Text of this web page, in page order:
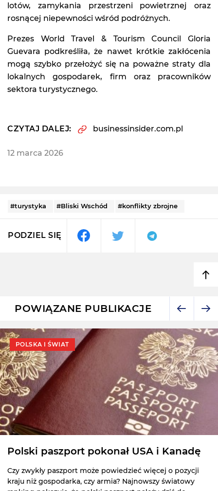
lotów, zamykania przestrzeni powietrznej oraz
rosnącej niepewności wśród podróżnych.
Prezes World Travel & Tourism Council Gloria
Guevara podkreśliła, że nawet krótkie zakłócenia
mogą szybko przełożyć się na poważne straty dla
lokalnych gospodarek, firm oraz pracowników
sektora turystycznego.
CZYTAJ DALEJ: businessinsider.com.pl
12 marca 2026
#turystyka #Bliski Wschód #konflikty zbrojne
PODZIEL SIĘ
POWIĄZANE PUBLIKACJE
POLSKA I ŚWIAT
Polski paszport pokonał USA i Kanadę
Czy zwykły paszport może powiedzieć więcej o pozycji
kraju niż gospodarka, czy armia? Najnowszy światowy